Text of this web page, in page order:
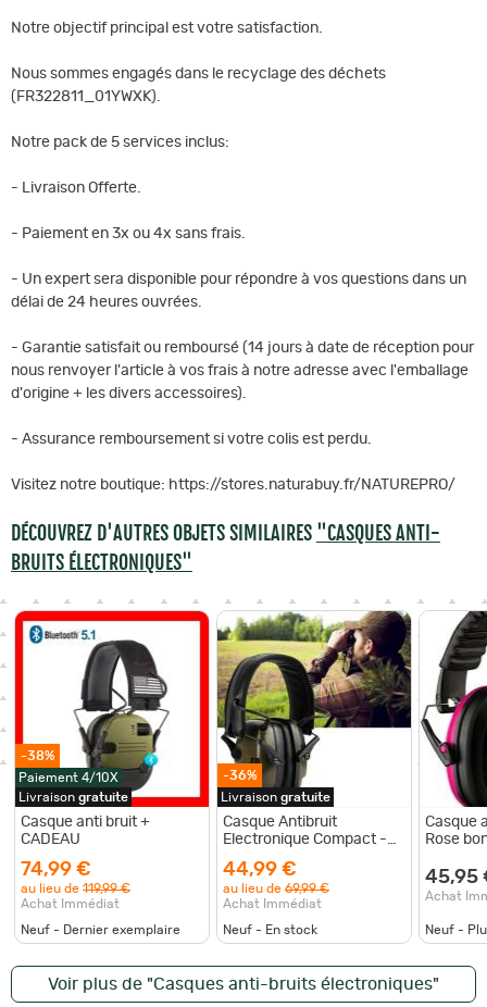
Notre objectif principal est votre satisfaction.
Nous sommes engagés dans le recyclage des déchets
(FR322811_01YWXK).
Notre pack de 5 services inclus:
- Livraison Offerte.
- Paiement en 3x ou 4x sans frais.
- Un expert sera disponible pour répondre à vos questions dans un
délai de 24 heures ouvrées.
- Garantie satisfait ou remboursé (14 jours à date de réception pour
nous renvoyer l'article à vos frais à notre adresse avec l'emballage
d'origine + les divers accessoires).
- Assurance remboursement si votre colis est perdu.
Visitez notre boutique: https://stores.naturabuy.fr/NATUREPRO/
DÉCOUVREZ D'AUTRES OBJETS SIMILAIRES "CASQUES ANTI-
BRUITS ÉLECTRONIQUES"
-38%
Paiement 4/10X
Livraison gratuite
Casque anti bruit +
CADEAU
74,99 €
au lieu de 119,99 €
Achat Immédiat
Neuf - Dernier exemplaire
-36%
Livraison gratuite
Casque Antibruit
Electronique Compact -
NRR 22 dB Pliable
LIVRAISON OFFERTE
44,99 €
au lieu de 69,99 €
Achat Immédiat
Neuf - En stock
Casque
Rose
45,95
Achat
Neuf -
Voir plus de "Casques anti-bruits électroniques"